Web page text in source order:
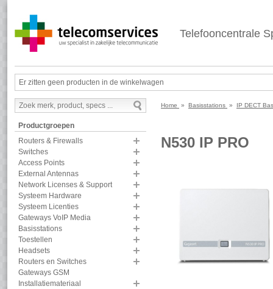
Telefooncentrale
Er zitten geen producten in de winkelwagen
Productgroepen
Routers & Firewalls
Switches
Access Points
External Antennas
Network Licenses & Support
Systeem Hardware
Systeem Licenties
Gateways VoIP Media
Basisstations
Toestellen
Headsets
Routers en Switches
Gateways GSM
Installatiemateriaal
Home » Basisstations » IP DECT
N530 IP PRO